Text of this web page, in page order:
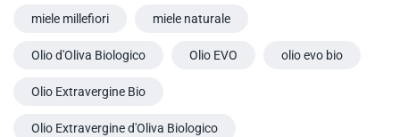
miele millefiori miele naturale
Olio d'Oliva Biologico Olio EVO olio evo bio
Olio Extravergine Bio
Olio Extravergine d'Oliva Biologico